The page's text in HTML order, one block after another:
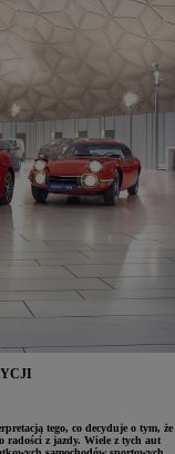
tego, co decyduje o tym, że
radości z jazdy. Wiele z tych aut